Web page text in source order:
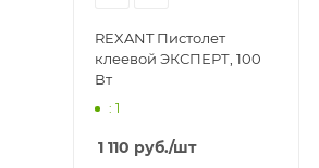
REXANT Пистолет
клеевой ЭКСПЕРТ, 100
Вт
: 1
1 110 руб./шт